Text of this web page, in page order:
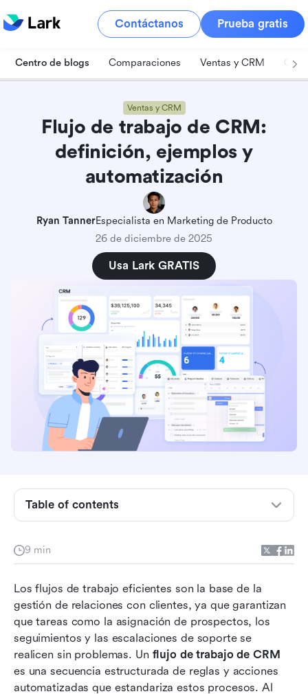
Contáctanos Prueba gratis
Centro de blogs Comparaciones Ventas y CRM
Ventas y CRM
Flujo de trabajo de CRM:
definición, ejemplos y
automatización
Ryan TannerEspecialista en Marketing de Producto
26 de diciembre de 2025
Usa Lark GRATIS
9 min
Los flujos de trabajo eficientes son la base de la
gestión de relaciones con clientes, ya que garantizan
que tareas como la asignación de prospectos, los
seguimientos y las escalaciones de soporte se
realicen sin problemas. Un flujo de trabajo de CRM
es una secuencia estructurada de reglas y acciones
automatizadas que estandariza estos procesos. Al
Table of contents
¿Qué es un flujo de trabajo de CRM?
5 ejemplos comunes de flujos de trabajo de
CRM
Cómo funciona la automatización de flujos de
trabajo en CRM
Casos de uso de los flujos de trabajo de CRM
por departamento
Conclusión
Preguntas frecuentes